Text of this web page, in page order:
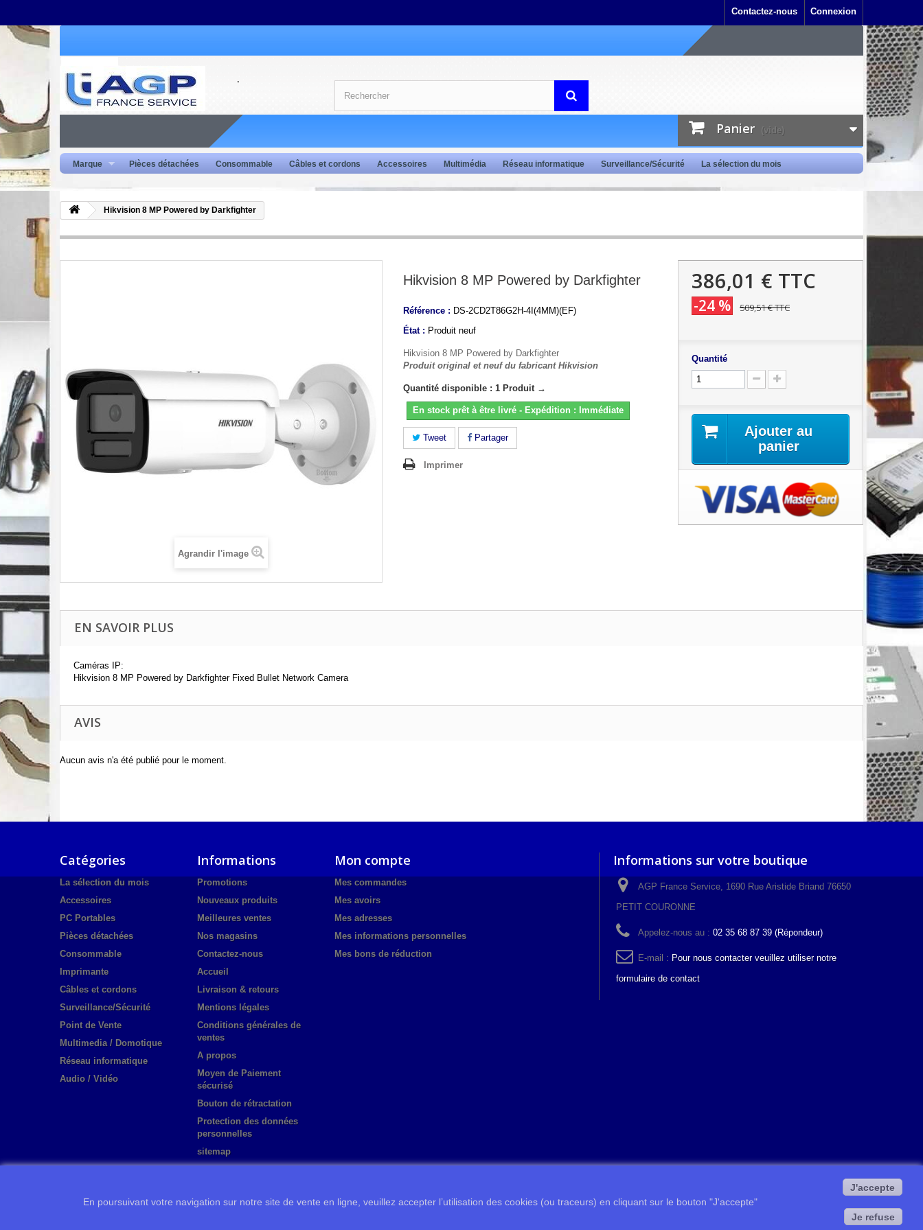
Connexion
Contactez-nous
Panier (vide)
Marque Pièces détachées Consommable Câbles et cordons Accessoires Multimédia Réseau informatique Surveillance/Sécurité La sélection du mois
Hikvision 8 MP Powered by Darkfighter
Agrandir l'image
Hikvision 8 MP Powered by Darkfighter
Référence : DS-2CD2T86G2H-4I(4MM)(EF)
État : Produit neuf
Hikvision 8 MP Powered by Darkfighter
Produit original et neuf du fabricant Hikvision
Quantité disponible : 1 Produit →
En stock prêt à être livré - Expédition : Immédiate
Tweet Partager
Imprimer
386,01 € TTC
-24 % 509,51 €TTC
Quantité
Ajouter au
panier
EN SAVOIR PLUS
Caméras IP:
Hikvision 8 MP Powered by Darkfighter Fixed Bullet Network Camera
AVIS
Aucun avis n'a été publié pour le moment.
Catégories
La sélection du mois
Accessoires
PC Portables
Pièces détachées
Consommable
Imprimante
Câbles et cordons
Surveillance/Sécurité
Point de Vente
Multimedia / Domotique
Réseau informatique
Audio / Vidéo
Informations
Promotions
Nouveaux produits
Meilleures ventes
Nos magasins
Contactez-nous
Accueil
Livraison & retours
Mentions légales
Conditions générales de
ventes
A propos
Moyen de Paiement
sécurisé
Bouton de rétractation
Protection des données
personnelles
sitemap
Mon compte
Mes commandes
Mes avoirs
Mes adresses
Mes informations personnelles
Mes bons de réduction
Informations sur votre boutique
AGP France Service, 1690 Rue Aristide Briand 76650
PETIT COURONNE
Appelez-nous au : 02 35 68 87 39 (Répondeur)
E-mail : Pour nous contacter veuillez utiliser notre
formulaire de contact
En poursuivant votre navigation sur notre site de vente en ligne, veuillez accepter l’utilisation des cookies (ou traceurs) en cliquant sur le bouton "J'accepte"
J'accepte
Je refuse